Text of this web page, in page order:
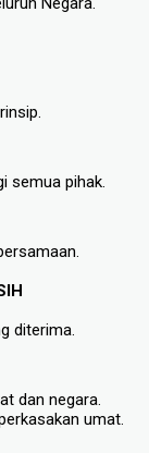
semua pihak.
diterima.
dan negara.
umat.